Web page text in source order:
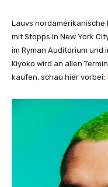
n
z
e
i
g
n
Lauvs nordamerikanische
mit Stopps in New York
im Ryman Auditorium und
Kiyoko wird an allen
kaufen, schau hier vorbei: